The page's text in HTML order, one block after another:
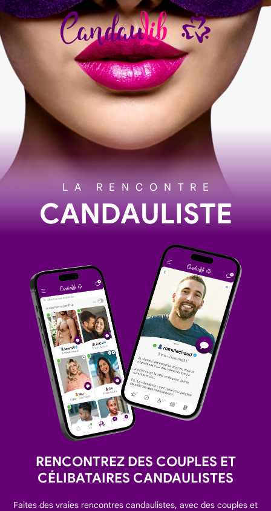
LA RENCONTRE
CANDAULISTE
RENCONTREZ DES COUPLES ET
CÉLIBATAIRES CANDAULISTES
Faites des vraies rencontres candaulistes, avec des couples et